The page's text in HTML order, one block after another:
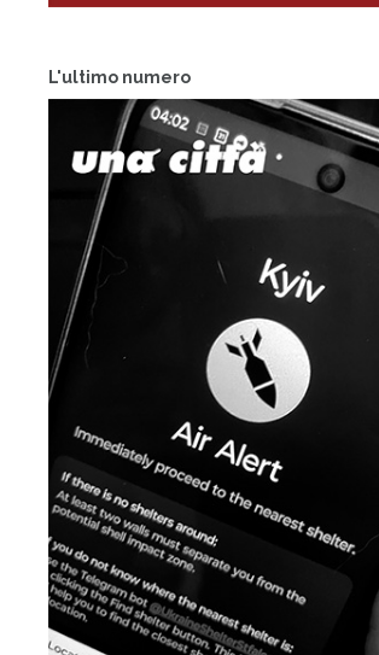
L'ultimo numero